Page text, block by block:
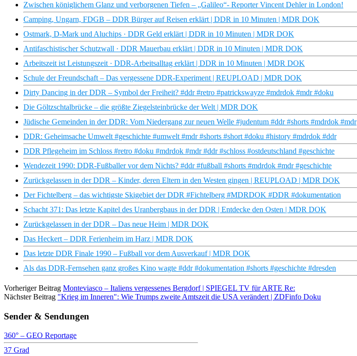
Zwischen königlichem Glanz und verborgenen Tiefen – „Galileo“- Reporter Vincent Dehler in London!
Camping, Ungarn, FDGB – DDR Bürger auf Reisen erklärt | DDR in 10 Minuten | MDR DOK
Ostmark, D-Mark und Aluchips · DDR Geld erklärt | DDR in 10 Minuten | MDR DOK
Antifaschistischer Schutzwall · DDR Mauerbau erklärt | DDR in 10 Minuten | MDR DOK
Arbeitszeit ist Leistungszeit · DDR-Arbeitsalltag erklärt | DDR in 10 Minuten | MDR DOK
Schule der Freundschaft – Das vergessene DDR-Experiment | REUPLOAD | MDR DOK
Dirty Dancing in der DDR – Symbol der Freiheit? #ddr #retro #patrickswayze #mdrdok #mdr #doku
Die Göltzschtalbrücke – die größte Ziegelsteinbrücke der Welt | MDR DOK
Jüdische Gemeinden in der DDR: Vom Niedergang zur neuen Welle #judentum #ddr #shorts #mdrdok #mdr
DDR: Geheimsache Umwelt #geschichte #umwelt #mdr #shorts #short #doku #history #mdrdok #ddr
DDR Pflegeheim im Schloss #retro #doku #mdrdok #mdr #ddr #schloss #ostdeutschland #geschichte
Wendezeit 1990: DDR-Fußballer vor dem Nichts? #ddr #fußball #shorts #mdrdok #mdr #geschichte
Zurückgelassen in der DDR – Kinder, deren Eltern in den Westen gingen | REUPLOAD | MDR DOK
Der Fichtelberg – das wichtigste Skigebiet der DDR #Fichtelberg #MDRDOK #DDR #dokumentation
Schacht 371: Das letzte Kapitel des Uranbergbaus in der DDR | Entdecke den Osten | MDR DOK
Zurückgelassen in der DDR – Das neue Heim | MDR DOK
Das Heckert – DDR Ferienheim im Harz | MDR DOK
Das letzte DDR Finale 1990 – Fußball vor dem Ausverkauf | MDR DOK
Als das DDR-Fernsehen ganz großes Kino wagte #ddr #dokumentation #shorts #geschichte #dresden
Vorheriger Beitrag Monteviasco – Italiens vergessenes Bergdorf | SPIEGEL TV für ARTE Re:
Nächster Beitrag "Krieg im Inneren": Wie Trumps zweite Amtszeit die USA verändert | ZDFinfo Doku
Sender & Sendungen
360° – GEO Reportage
37 Grad